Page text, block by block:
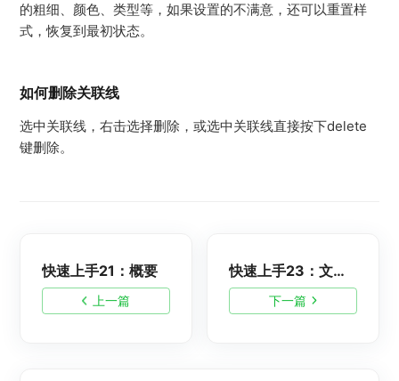
的粗细、颜色、类型等，如果设置的不满意，还可以重置样
式，恢复到最初状态。
如何删除关联线
选中关联线，右击选择删除，或选中关联线直接按下delete
键删除。
上一篇
快速上手21：概要
下一篇
快速上手23：文件管理